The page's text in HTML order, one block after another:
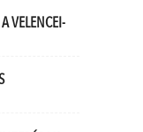
VELENCEI-